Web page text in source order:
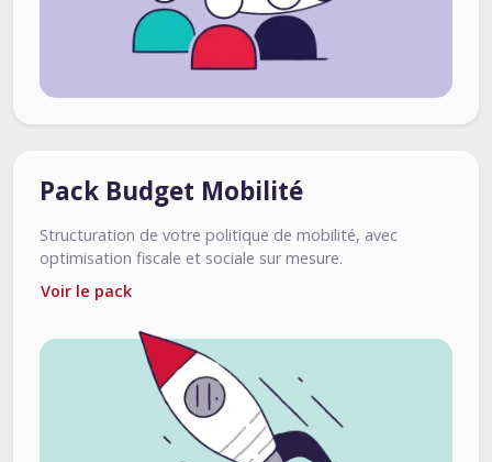
Pack Budget Mobilité
Structuration de votre politique de mobilité, avec
optimisation fiscale et sociale sur mesure.
Voir le pack